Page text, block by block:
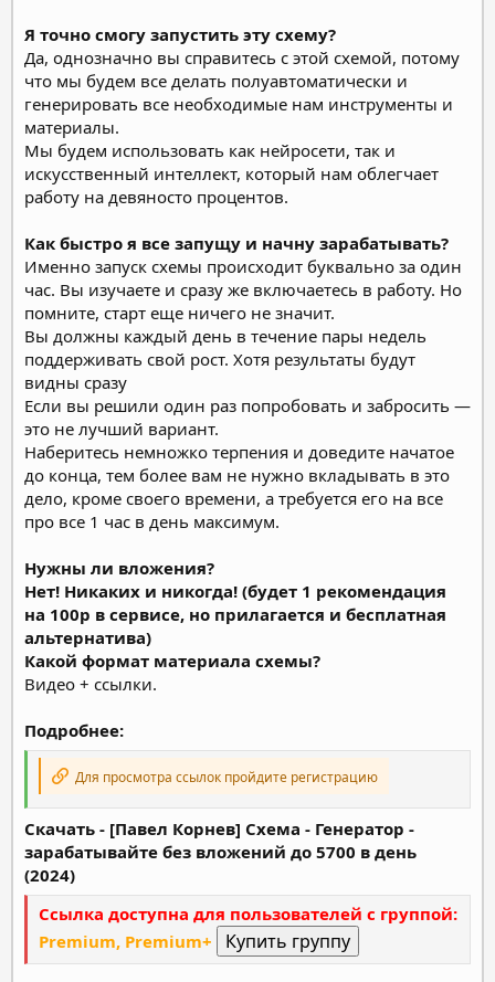
Я точно смогу запустить эту схему?
Да, однозначно вы справитесь с этой схемой, потому
что мы будем все делать полуавтоматически и
генерировать все необходимые нам инструменты и
материалы.
Мы будем использовать как нейросети, так и
искусственный интеллект, который нам облегчает
работу на девяносто процентов.
Как быстро я все запущу и начну зарабатывать?
Именно запуск схемы происходит буквально за один
час. Вы изучаете и сразу же включаетесь в работу. Но
помните, старт еще ничего не значит.
Вы должны каждый день в течение пары недель
поддерживать свой рост. Хотя результаты будут
видны сразу
Если вы решили один раз попробовать и забросить —
это не лучший вариант.
Наберитесь немножко терпения и доведите начатое
до конца, тем более вам не нужно вкладывать в это
дело, кроме своего времени, а требуется его на все
про все 1 час в день максимум.
Нужны ли вложения?
Нет! Никаких и никогда! (будет 1 рекомендация
на 100р в сервисе, но прилагается и бесплатная
альтернатива)
Какой формат материала схемы?
Видео + ссылки.
Подробнее:
Для просмотра ссылок пройдите регистрацию
Скачать - [Павел Корнев] Схема - Генератор -
зарабатывайте без вложений до 5700 в день
(2024)
Ссылка доступна для пользователей с группой:
Premium, Premium+